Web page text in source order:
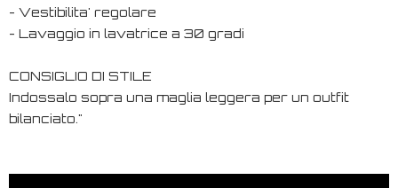
- Vestibilita' regolare
- Lavaggio in lavatrice a 30 gradi
CONSIGLIO DI STILE
Indossalo sopra una maglia leggera per un outfit
bilanciato."